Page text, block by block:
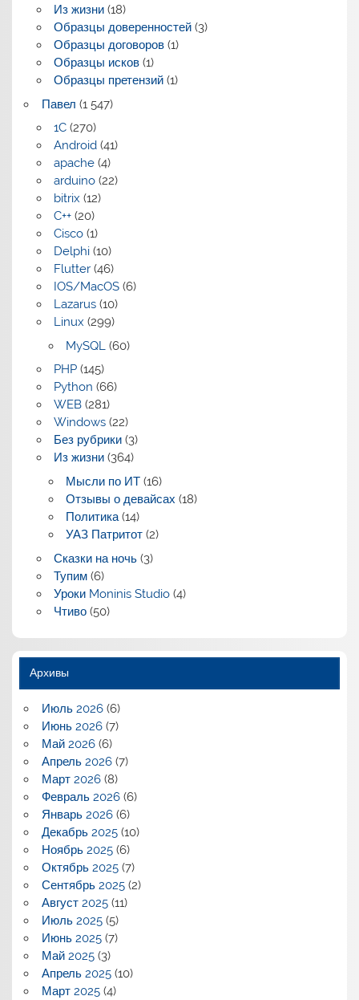
Из жизни(18)
Образцы доверенностей(3)
Образцы договоров(1)
Образцы исков(1)
Образцы претензий(1)
Павел (1 547)
1C(270)
Android(41)
apache(4)
arduino(22)
bitrix (12)
C++(20)
Cisco(1)
Delphi(10)
Flutter(46)
IOS/MacOS(6)
Lazarus(10)
Linux (299)
MySQL(60)
PHP(145)
Python (66)
WEB(281)
Windows(22)
Без рубрики(3)
Из жизни(364)
Мысли по ИТ(16)
Отзывы о девайсах (18)
Политика(14)
УАЗ Патритот(2)
Сказки на ночь(3)
Тупим(6)
Уроки Moninis Studio(4)
Чтиво(50)
Архивы
Июль 2026(6)
Июнь 2026(7)
Май 2026(6)
Апрель 2026(7)
Март 2026(8)
Февраль 2026(6)
Январь 2026(6)
Декабрь 2025(10)
Ноябрь 2025(6)
Октябрь 2025(7)
Сентябрь 2025(2)
Август 2025(11)
Июль 2025(5)
Июнь 2025(7)
Май 2025(3)
Апрель 2025(10)
Март 2025(4)